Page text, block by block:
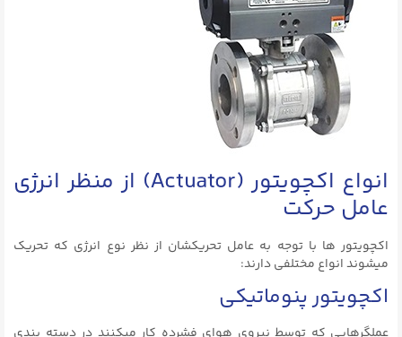
انواع اکچویتور (Actuator) از منظر انرژی
عامل حرکت
اکچویتور ها با توجه به عامل تحریکشان از نظر نوع انرژی که تحریک
میشوند انواع مختلفی دارند:
اکچویتور پنوماتیکی